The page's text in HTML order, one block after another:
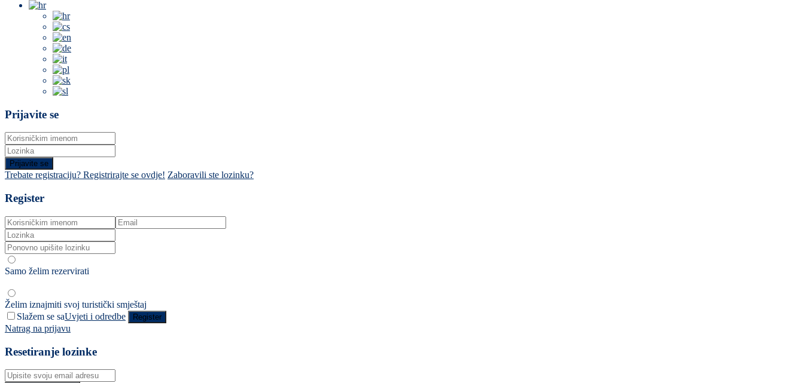
Prijavite se
Prijavite se
Trebate registraciju? Registrirajte se ovdje! Zaboravili ste lozinku?
Register
Samo želim rezervirati
Želim iznajmiti svoj turistički smještaj
Slažem se saUvjeti i odredbe Register
Natrag na prijavu
Resetiranje lozinke